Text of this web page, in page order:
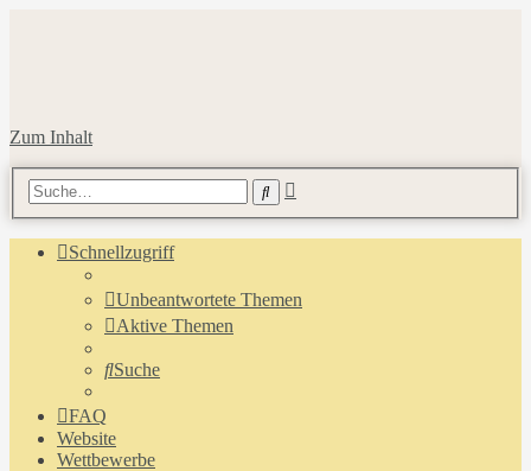
Zum Inhalt
Suche
Schnellzugriff
Unbeantwortete Themen
Aktive Themen
Suche
FAQ
Website
Wettbewerbe